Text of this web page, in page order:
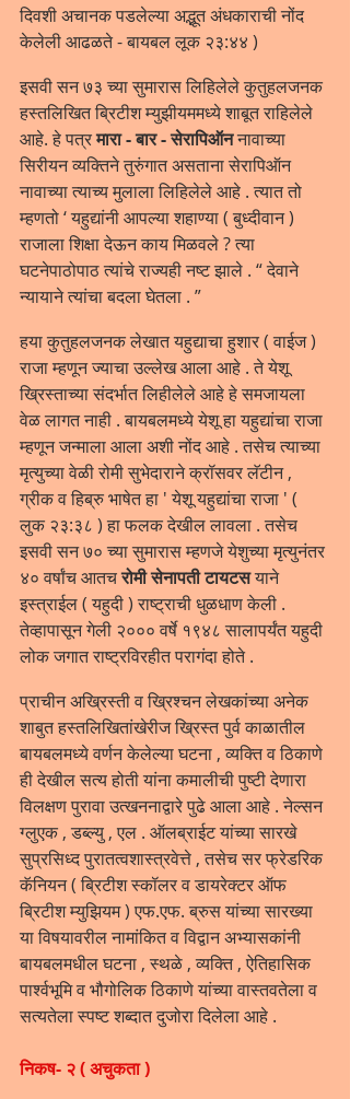
दिवशी अचानक पडलेल्या अद्भूत अंधकाराची नोंद
केलेली आढळते - बायबल लूक २३:४४ )
इसवी सन ७३ च्या सुमारास लिहिलेले कुतुहलजनक
हस्तलिखित ब्रिटीश म्युझीयममध्ये शाबूत राहिलेले
आहे. हे पत्र मारा - बार - सेरापिऑन नावाच्या
सिरीयन व्यक्तिने तुरुंगात असताना सेरापिऑन
नावाच्या त्याच्य मुलाला लिहिलेले आहे . त्यात तो
म्हणतो ‘ यहुद्यांनी आपल्या शहाण्या ( बुध्दीवान )
राजाला शिक्षा देऊन काय मिळवले ? त्या
घटनेपाठोपाठ त्यांचे राज्यही नष्ट झाले . “ देवाने
न्यायाने त्यांचा बदला घेतला . ”
हया कुतुहलजनक लेखात यहुद्याचा हुशार ( वाईज )
राजा म्हणून ज्याचा उल्लेख आला आहे . ते येशू
ख्रिस्ताच्या संदर्भात लिहीलेले आहे हे समजायला
वेळ लागत नाही . बायबलमध्ये येशू हा यहुद्यांचा राजा
म्हणून जन्माला आला अशी नोंद आहे . तसेच त्याच्या
मृत्युच्या वेळी रोमी सुभेदाराने क्रॉसवर लॅटीन ,
ग्रीक व हिब्रु भाषेत हा ' येशू यहुद्यांचा राजा ' (
लुक २३:३८ ) हा फलक देखील लावला . तसेच
इसवी सन ७० च्या सुमारास म्हणजे येशुच्या मृत्युनंतर
४० वर्षांच आतच रोमी सेनापती टायटस याने
इस्त्राईल ( यहुदी ) राष्ट्राची धुळधाण केली .
तेव्हापासून गेली २००० वर्षे १९४८ सालापर्यंत यहुदी
लोक जगात राष्ट्रविरहीत परागंदा होते .
प्राचीन अख्रिस्ती व ख्रिश्चन लेखकांच्या अनेक
शाबुत हस्तलिखितांखेरीज ख्रिस्त पुर्व काळातील
बायबलमध्ये वर्णन केलेल्या घटना , व्यक्ति व ठिकाणे
ही देखील सत्य होती यांना कमालीची पुष्टी देणारा
विलक्षण पुरावा उत्खननाद्वारे पुढे आला आहे . नेल्सन
ग्लुएक , डब्ल्यु , एल . ऑलब्राईट यांच्या सारखे
सुप्रसिध्द पुरातत्वशास्त्रवेत्ते , तसेच सर फ्रेडरिक
कॅनियन ( ब्रिटीश स्कॉलर व डायरेक्टर ऑफ
ब्रिटीश म्युझियम ) एफ.एफ. ब्रुस यांच्या सारख्या
या विषयावरील नामांकित व विद्वान अभ्यासकांनी
बायबलमधील घटना , स्थळे , व्यक्ति , ऐतिहासिक
पार्श्वभूमि व भौगोलिक ठिकाणे यांच्या वास्तवतेला व
सत्यतेला स्पष्ट शब्दात दुजोरा दिलेला आहे .
निकष- २ ( अचुकता )